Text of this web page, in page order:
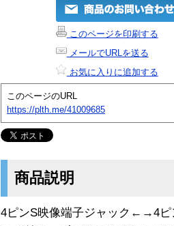
このページを印刷する
メールでURLを送る
お気に入りに追加する
このページのURL
https://plth.me/41009685
商品説明
4ピンS映像端子ジャック←→4ピ